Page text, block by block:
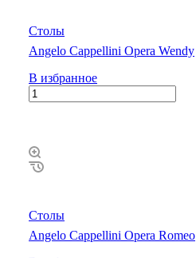
Столы
Angelo Cappellini Opera Wendy
В избранное
Столы
Angelo Cappellini Opera Romeo